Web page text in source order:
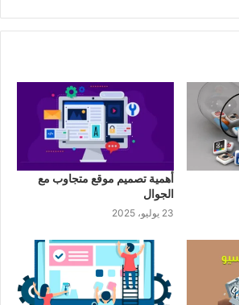
أهمية تصميم موقع متجاوب مع
الجوال
23 يوليو، 2025